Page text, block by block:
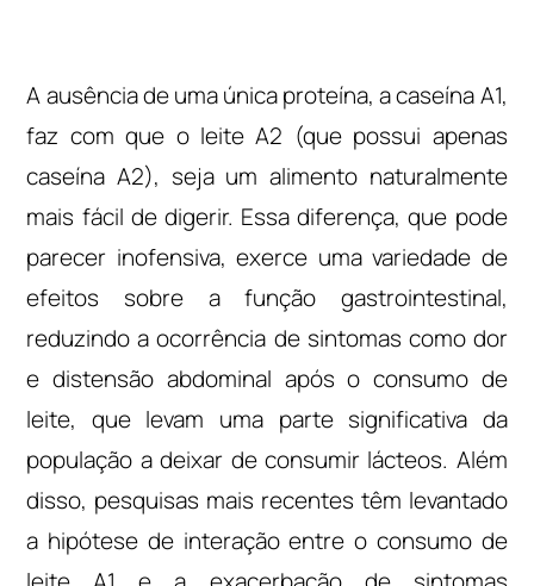
A ausência de uma única proteína, a caseína A1,
faz com que o leite A2 (que possui apenas
caseína A2), seja um alimento naturalmente
mais fácil de digerir. Essa diferença, que pode
parecer inofensiva, exerce uma variedade de
efeitos sobre a função gastrointestinal,
reduzindo a ocorrência de sintomas como dor
e distensão abdominal após o consumo de
leite, que levam uma parte significativa da
população a deixar de consumir lácteos. Além
disso, pesquisas mais recentes têm levantado
a hipótese de interação entre o consumo de